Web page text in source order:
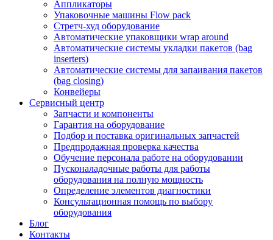
Аппликаторы
Упаковочные машины Flow pack
Стретч-худ оборудование
Автоматические упаковщики wrap around
Автоматические системы укладки пакетов (bag
inserters)
Автоматические системы для запаивания пакетов
(bag closing)
Конвейеры
Сервисный центр
Запчасти и компоненты
Гарантия на оборудование
Подбор и поставка оригинальных запчастей
Предпродажная проверка качества
Обучение персонала работе на оборудовании
Пусконаладочные работы для работы
оборудования на полную мощность
Определение элементов диагностики
Консультационная помощь по выбору
оборудования
Блог
Контакты